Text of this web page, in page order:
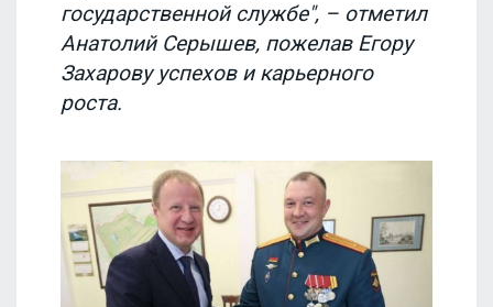
государственной службе", – отметил
Анатолий Серышев, пожелав Егору
Захарову успехов и карьерного
роста.